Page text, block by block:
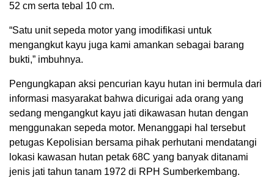
52 cm serta tebal 10 cm.
“Satu unit sepeda motor yang imodifikasi untuk
mengangkut kayu juga kami amankan sebagai barang
bukti,” imbuhnya.
Pengungkapan aksi pencurian kayu hutan ini bermula dari
informasi masyarakat bahwa dicurigai ada orang yang
sedang mengangkut kayu jati dikawasan hutan dengan
menggunakan sepeda motor. Menanggapi hal tersebut
petugas Kepolisian bersama pihak perhutani mendatangi
lokasi kawasan hutan petak 68C yang banyak ditanami
jenis jati tahun tanam 1972 di RPH Sumberkembang.